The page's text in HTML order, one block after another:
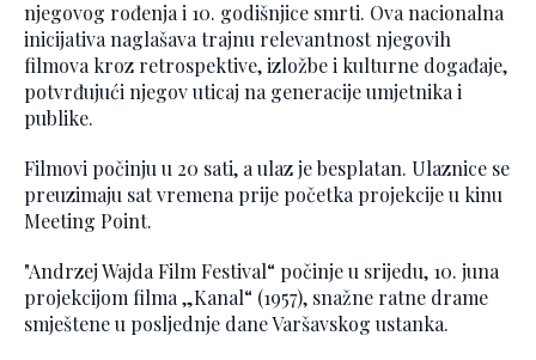
njegovog rođenja i 10. godišnjice smrti. Ova nacionalna
inicijativa naglašava trajnu relevantnost njegovih
filmova kroz retrospektive, izložbe i kulturne događaje,
potvrđujući njegov uticaj na generacije umjetnika i
publike.
Filmovi počinju u 20 sati, a ulaz je besplatan. Ulaznice se
preuzimaju sat vremena prije početka projekcije u kinu
Meeting Point.
"Andrzej Wajda Film Festival“ počinje u srijedu, 10. juna
projekcijom filma „Kanal“ (1957), snažne ratne drame
smještene u posljednje dane Varšavskog ustanka.